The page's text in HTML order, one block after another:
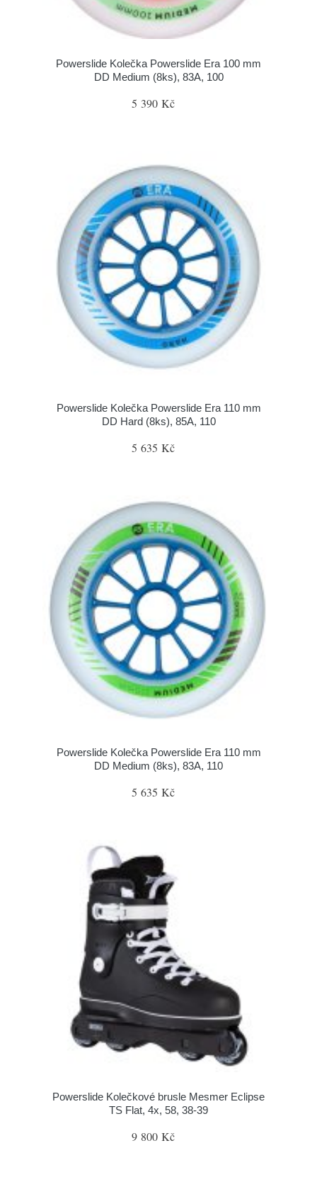
Powerslide Kolečka Powerslide Era 100 mm
DD Medium (8ks), 83A, 100
5 390 Kč
Powerslide Kolečka Powerslide Era 110 mm
DD Hard (8ks), 85A, 110
5 635 Kč
Powerslide Kolečka Powerslide Era 110 mm
DD Medium (8ks), 83A, 110
5 635 Kč
Powerslide Kolečkové brusle Mesmer Eclipse
TS Flat, 4x, 58, 38-39
9 800 Kč